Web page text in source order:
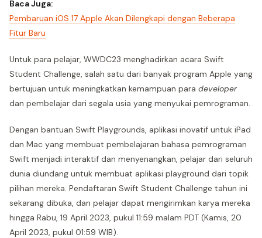
Baca Juga:
Pembaruan iOS 17 Apple Akan Dilengkapi dengan Beberapa
Fitur Baru
Untuk para pelajar, WWDC23 menghadirkan acara Swift
Student Challenge, salah satu dari banyak program Apple yang
bertujuan untuk meningkatkan kemampuan para developer
dan pembelajar dari segala usia yang menyukai pemrograman.
Dengan bantuan Swift Playgrounds, aplikasi inovatif untuk iPad
dan Mac yang membuat pembelajaran bahasa pemrograman
Swift menjadi interaktif dan menyenangkan, pelajar dari seluruh
dunia diundang untuk membuat aplikasi playground dari topik
pilihan mereka. Pendaftaran Swift Student Challenge tahun ini
sekarang dibuka, dan pelajar dapat mengirimkan karya mereka
hingga Rabu, 19 April 2023, pukul 11:59 malam PDT (Kamis, 20
April 2023, pukul 01:59 WIB).